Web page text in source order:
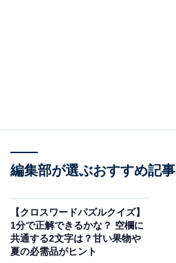
・き □ ろ（縦の言葉）
想させる「色」の名前です。
あわせて読みたい
編集部が選ぶおすすめ記事
【クロスワードパズルクイズ】
1分で正解できるかな？ 空欄に
共通する2文字は？甘い果物や
夏の必需品がヒント